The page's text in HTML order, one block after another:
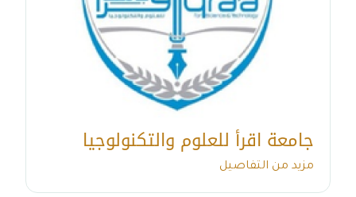
جامعة اقرأ للعلوم والتكنولوجيا
مزيد من التفاصيل